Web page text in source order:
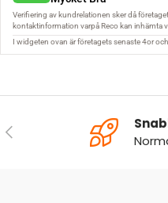
FÖREGÅENDE